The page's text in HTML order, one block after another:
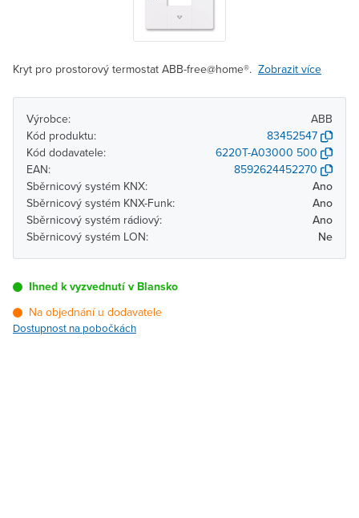
Kryt pro prostorový termostat ABB-free@home®. Zobrazit více
Výrobce:
ABB
Kód produktu:
83452547
Kód dodavatele:
6220T-A03000 500
EAN:
8592624452270
Sběrnicový systém KNX:
Ano
Sběrnicový systém KNX-Funk:
Ano
Sběrnicový systém rádiový:
Ano
Sběrnicový systém LON:
Ne
Ihned k vyzvednutí v Blansko
Na objednání u dodavatele
Dostupnost na pobočkách